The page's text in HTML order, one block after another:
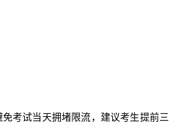
考试当天拥堵限流，建议考生提前三